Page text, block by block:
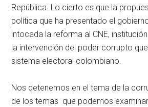
República. Lo cierto es que la
política que ha presentado el
intocada la reforma al CNE,
la intervención del poder corrupto
sistema electoral colombiano.
Nos detenemos en el tema de la
de los temas que podemos